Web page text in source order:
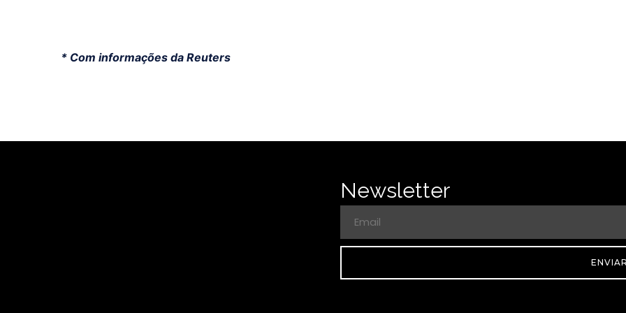
* Com informações da Reuters
Newsletter